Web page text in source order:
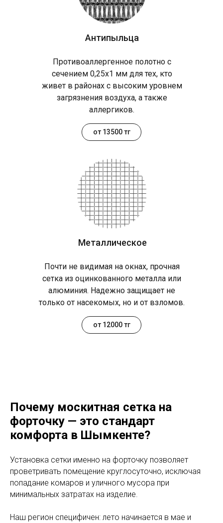
Антипыльца
Противоаллергенное полотно с
сечением 0,25х1 мм для тех, кто
живет в районах с высоким уровнем
загрязнения воздуха, а также
аллергиков.
Металлическое
Почти не видимая на окнах, прочная
сетка из оцинкованного металла или
алюминия. Надежно защищает не
только от насекомых, но и от взломов.
от 13500 тг
от 12000 тг
Почему москитная сетка на
форточку — это стандарт
комфорта в Шымкенте?
Установка сетки именно на форточку позволяет
проветривать помещение круглосуточно, исключая
попадание комаров и уличного мусора при
минимальных затратах на изделие.
Наш регион специфичен: лето начинается в мае и